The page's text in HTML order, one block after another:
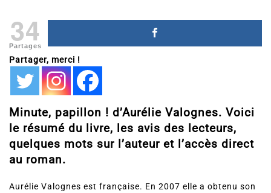
34
Partages
Partager, merci !
Minute, papillon ! d’Aurélie Valognes. Voici
le résumé du livre, les avis des lecteurs,
quelques mots sur l’auteur et l’accès direct
au roman.
Aurélie Valognes est française. En 2007 elle a obtenu son